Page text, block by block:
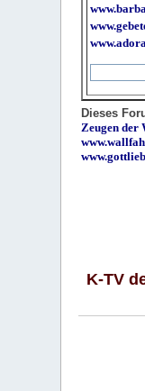
Dieses
Zeugen der
K-TV